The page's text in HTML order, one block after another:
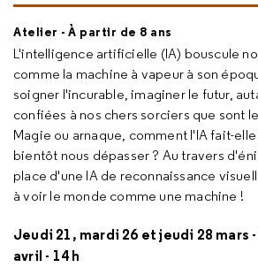
Atelier - À partir de 8 ans
L'intelligence artificielle (IA) bouscule
comme la machine à vapeur à son
soigner l'incurable, imaginer le futur,
confiées à nos chers sorciers que sont
Magie ou arnaque, comment l'IA fait-
bientôt nous dépasser ? Au travers
place d'une IA de reconnaissance
à voir le monde comme une machine !
Jeudi 21, mardi 26 et jeudi 28 mars
avril - 14 h